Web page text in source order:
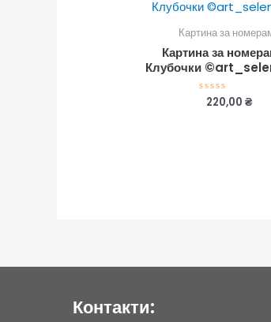
Картина за
Картина за
Клубочки
Оцінено
220,00 ₴
Контакти: